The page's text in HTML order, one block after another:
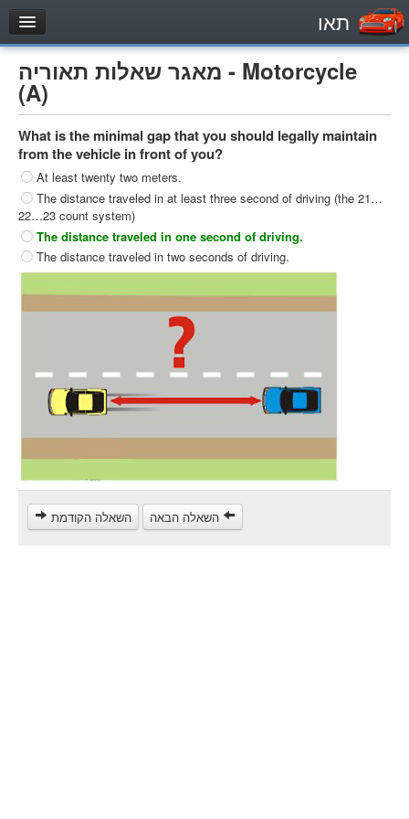
תאו
עמוד הבית
מבחן
Private Vehicles (B)
Motorcycle (A)
Tractors (1)
Trucks (lorry) (C1)
Heavy trucks (C)
Public Service Vehicles (D)
Private Vehicles (B)
Tractors (1)
Trucks (lorry) (C1)
Public Service Vehicles (D)
קורס תאוריה
ספר תאוריה
מאגר שאלות תאוריה - Motorcycle
(A)
What is the minimal gap that you should legally maintain
from the vehicle in front of you?
At least twenty two meters.
The distance traveled in at least three second of driving (the 21…
22…23 count system)
The distance traveled in one second of driving.
The distance traveled in two seconds of driving.
השאלה הקודמת